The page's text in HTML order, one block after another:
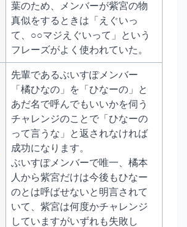
葉のため、メンバーが紫宮の物
真似をするときは「えぐいっ
て、○○マジえぐいって」という
フレーズがよく使われていた。
先輩であるぶいすぽメンバー
「橘ひなの」を「ひなーの」と
あだ名で呼んでもいいかを伺う
チャレンジのことで「ひなーの
って言うな」と返されなければ
成功になります。
ぶいすぽメンバーで唯一、橘本
人から紫宮だけは今後もひなー
のとは呼ばせないと明言されて
いて、紫宮は何度かチャレンジ
していますがいずれも失敗し